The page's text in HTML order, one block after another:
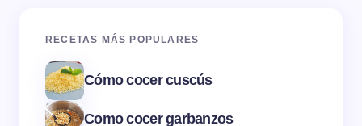
RECETAS MÁS POPULARES
Cómo cocer cuscús
Como cocer garbanzos